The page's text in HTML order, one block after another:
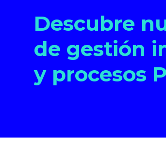
Descubre
de gestión
y procesos